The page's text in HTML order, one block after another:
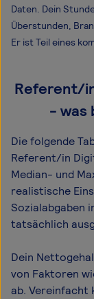
Daten. Dein
Überstunden,
Er ist Teil eines
Referent/
- was
Die folgende
Referent/in
Median- und
realistische
Sozialabgaben
tatsächlich
Dein
von Faktoren
ab. Vereinfacht